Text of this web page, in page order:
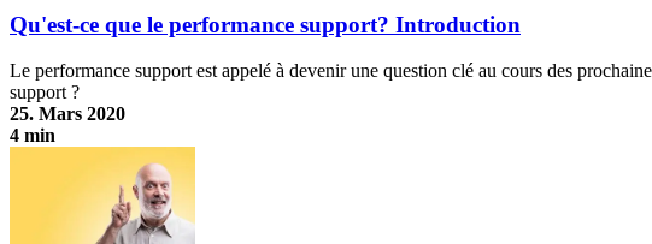
Qu'est-ce que le performance support? Introduction
Le performance support est appelé à devenir une question clé au cours des
support ?
25. Mars 2020
4 min